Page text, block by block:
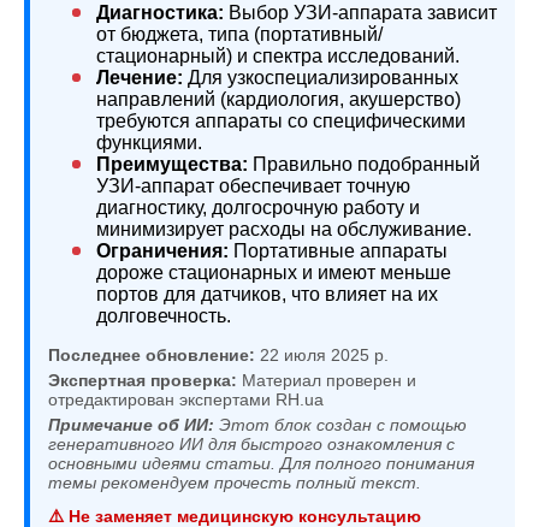
Диагностика: Выбор УЗИ-аппарата зависит
от бюджета, типа (портативный/
стационарный) и спектра исследований.
Лечение: Для узкоспециализированных
направлений (кардиология, акушерство)
требуются аппараты со специфическими
функциями.
Преимущества: Правильно подобранный
УЗИ-аппарат обеспечивает точную
диагностику, долгосрочную работу и
минимизирует расходы на обслуживание.
Ограничения: Портативные аппараты
дороже стационарных и имеют меньше
портов для датчиков, что влияет на их
долговечность.
Последнее обновление: 22 июля 2025 р.
Экспертная проверка: Материал проверен и
отредактирован экспертами RH.ua
Примечание об ИИ: Этот блок создан с помощью
генеративного ИИ для быстрого ознакомления с
основными идеями статьи. Для полного понимания
темы рекомендуем прочесть полный текст.
⚠️ Не заменяет медицинскую консультацию